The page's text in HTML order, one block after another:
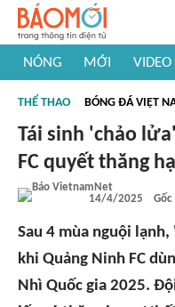
NÓNG MỚI VIDEO
#Khám phá Việt Nam
THỂ THAO BÓNG ĐÁ VIỆT
Tái sinh 'chảo
FC quyết thăng
14/4/2025 Gốc
Sau 4 mùa nguội
khi Quảng Ninh FC
Nhì Quốc gia 2025.